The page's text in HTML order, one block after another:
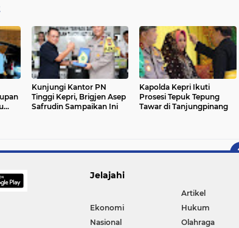
Kunjungi Kantor PN
Tinggi Kepri, Brigjen Asep
Safrudin Sampaikan Ini
Kapolda Kepri Ikuti
Prosesi Tepuk Tepung
Tawar di Tanjungpinang
Jelajahi
Artikel
Ekonomi
Hukum
Nasional
Olahraga